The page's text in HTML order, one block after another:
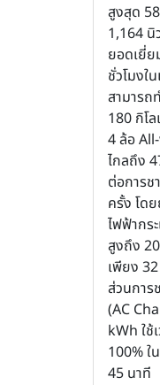
สูงสุด
1,164 นิ
ยอดเยี่ย
ชั่วโมงใ
สามารถ
180 กิโ
4 ล้อ
ไกลถึง
ต่อการช
ครั้ง โด
ไฟฟ้ากร
สูงถึง
เพียง
ส่วนการ
(AC
kWh ใช้
100% ใ
45 นาที